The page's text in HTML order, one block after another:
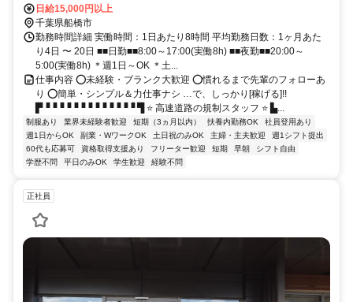
日給15,000円以上
千葉県船橋市
勤務時間詳細 実働時間：1日あたり8時間 平均勤務日数：1ヶ月あた
り4日 〜 20日 ■■日勤■■8:00～17:00(実働8h) ■■夜勤■■20:00～
5:00(実働8h) ＊週1日～OK ＊土...
仕事内容 ⭕未経験・ブランク大歓迎 ⭕慣れるまで先輩のフォローあ
り ⭕簡単・シンプル＆力仕事ナシ …で、しっかり[稼げる]!!
▛▝▝▝▝▝▝▝▝▝▝▝▝▝ ▜ ⭐ 高速道路の規制スタッフ ⭐ ▙...
制服あり 業界未経験者歓迎 短期（3ヵ月以内） 扶養内勤務OK
社員登用あり
週1日からOK
副業・WワークOK 土日祝のみOK 主婦・主夫歓迎
週1シフト提出
60代も応募可
資格取得支援あり フリーター歓迎 短期 早朝
シフト自由
学歴不問
平日のみOK 学生歓迎 経験不問
正社員